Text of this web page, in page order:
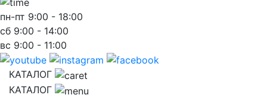
пн-пт 9:00 - 18:00
сб 9:00 - 14:00
вс 9:00 - 11:00
КАТАЛОГ
КАТАЛОГ